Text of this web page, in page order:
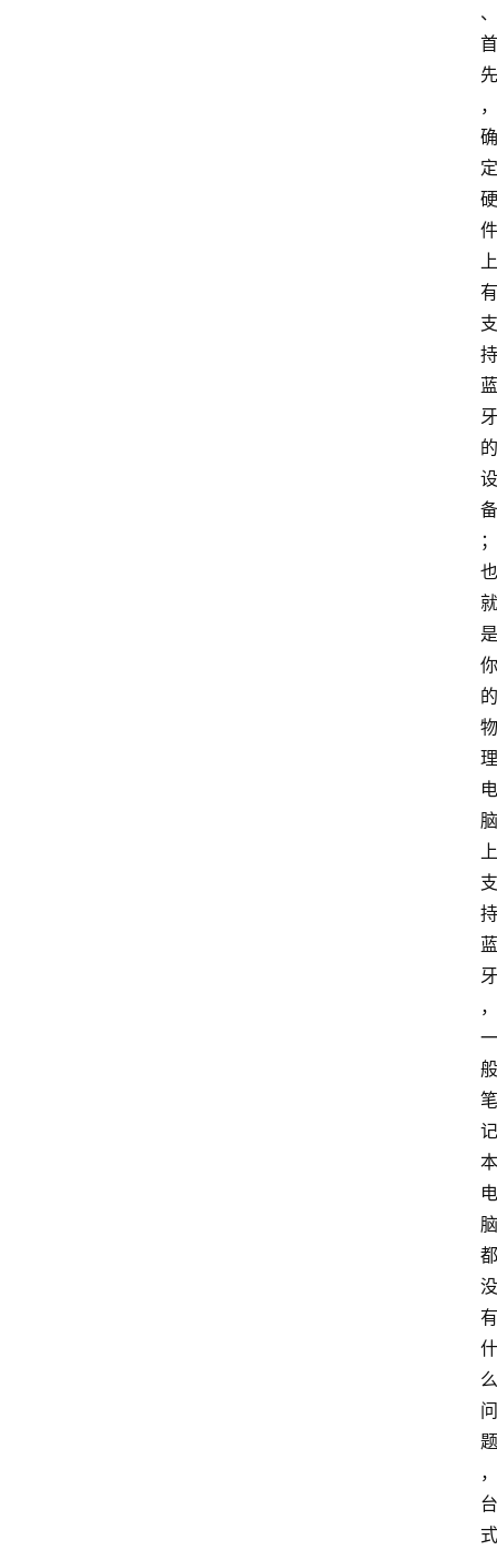
、
首
先
，
确
定
硬
件
上
有
支
持
蓝
牙
的
设
备
；
也
就
是
你
的
物
理
电
脑
上
支
持
蓝
牙
，
一
般
笔
记
本
电
脑
都
没
有
什
么
问
题
，
台
式